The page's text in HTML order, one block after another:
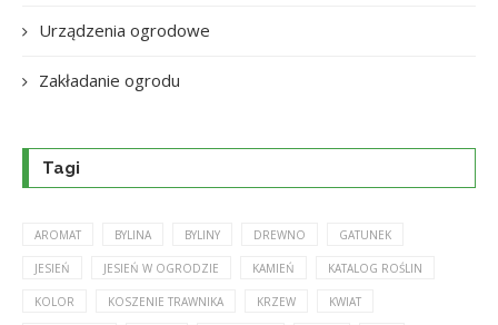
Urządzenia ogrodowe
Zakładanie ogrodu
Tagi
AROMAT BYLINA BYLINY DREWNO GATUNEK
JESIEŃ JESIEŃ W OGRODZIE KAMIEŃ KATALOG ROŚLIN
KOLOR KOSZENIE TRAWNIKA KRZEW KWIAT